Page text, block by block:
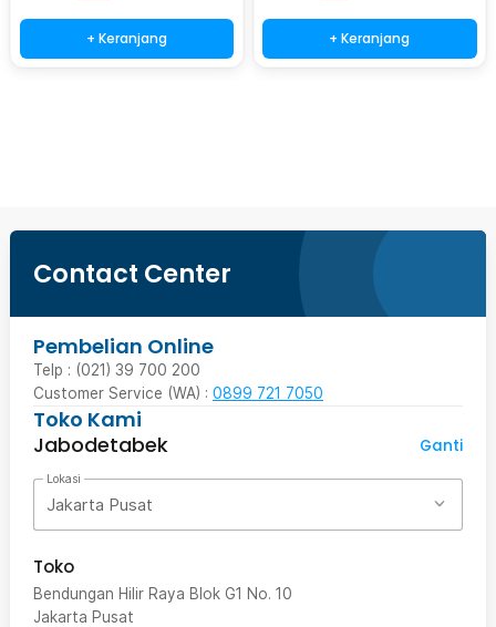
+ Keranjang + Keranjang
Contact Center
Pembelian Online
Telp : (021) 39 700 200
Customer Service (WA) : 0899 721 7050
Toko Kami
Jabodetabek
Ganti
Lokasi
Jakarta Pusat
Toko
Bendungan Hilir Raya Blok G1 No. 10
Jakarta Pusat